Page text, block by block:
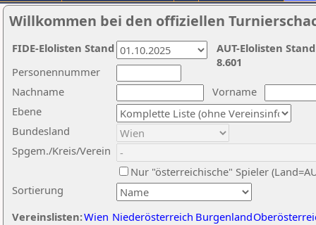
Willkommen bei den offiziellen
Nachname
Vorname
Ebene
Sortierung
Personennummer
Bundesland
Spgem./Kreis/Verein
Nur "österreichische" Spieler
Vereinslisten:Wien Niederösterreich Burgenland
AUT-Elolisten
8.601
FIDE-Elolisten Stand